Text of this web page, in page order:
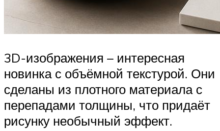
3D-изображения – интересная
новинка с объёмной текстурой. Они
сделаны из плотного материала с
перепадами толщины, что придаёт
рисунку необычный эффект.